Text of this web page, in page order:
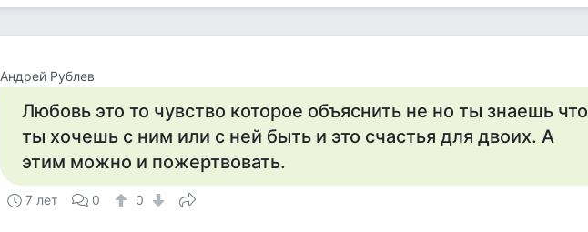
Андрей Рублев
Любовь это то чувство которое объяснить не но ты знаешь что
ты хочешь с ним или с ней быть и это счастья для двоих. А
этим можно и пожертвовать.
7 лет 0 0